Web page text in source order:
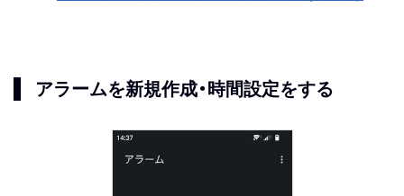
アラームを新規作成・時間設定をする